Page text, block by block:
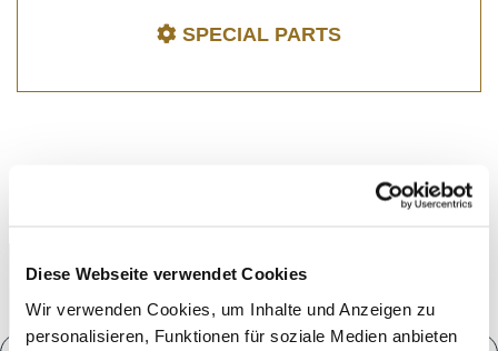
Diese Webseite verwendet Cookies
Wir verwenden Cookies, um Inhalte und Anzeigen zu
personalisieren, Funktionen für soziale Medien anbieten
SPECIAL PARTS